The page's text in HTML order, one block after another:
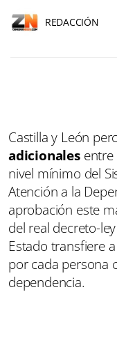
REDACCIÓN
Castilla y León
adicionalesentre
nivel mínimo del
Atención a la
aprobación este
del real decreto-
Estado transfiere
por cada persona
dependencia.